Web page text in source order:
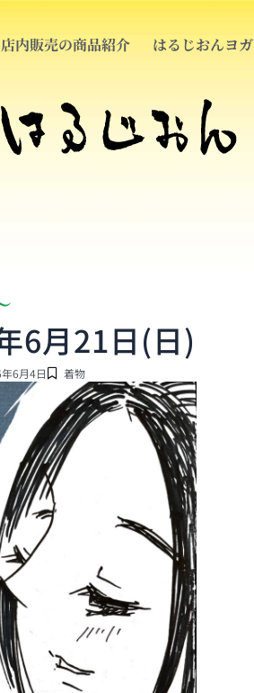
店内販売の商品紹介 はるじおんヨガ
6月21日(日)
6月4日 着物